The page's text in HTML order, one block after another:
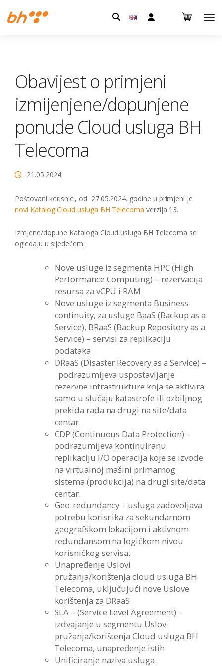
Pretraga:
Obavijest o primjeni
izmijenjene/dopunjene
ponude Cloud usluga BH
Telecoma
21.05.2024.
Poštovani korisnici, od 27.05.2024. godine u primjeni je
novi Katalog Cloud usluga BH Telecoma verzija 13.
Izmjene/dopune Kataloga Cloud usluga BH Telecoma se
ogledaju u sljedećem:
Nove usluge iz segmenta HPC (High
Performance Computing) – rezervacija
resursa za vCPU i RAM
Nove usluge iz segmenta Business
continuity, za usluge BaaS (Backup as a
Service), BRaaS (Backup Repository as a
Service) – servisi za replikaciju
podataka
DRaaS (Disaster Recovery as a Service) –
podrazumijeva uspostavljanje
rezervne infrastrukture koja se aktivira
samo u slučaju katastrofe ili ozbiljnog
prekida rada na drugi na site/data
centar.
CDP (Continuous Data Protection) –
podrazumijeva kontinuiranu
replikaciju I/O operacija koje se izvode
na virtualnoj mašini primarnog
sistema (produkcija) na drugi site/data
centar.
Geo-redundancy – usluga zadovoljava
potrebu korisnika za sekundarnom
geografskom lokacijom i aktivnom
redundansom na logičkom nivou
korisničkog servisa.
Unapređenje Uslovi
pružanja/korištenja cloud usluga BH
Telecoma, uključujući nove Uslove
korištenja za DRaaS
SLA – (Service Level Agreement) –
izdvajanje u segmentu Uslovi
pružanja/korištenja Cloud usluga BH
Telecoma, unapređenje istih
Unificiranje naziva usluga.